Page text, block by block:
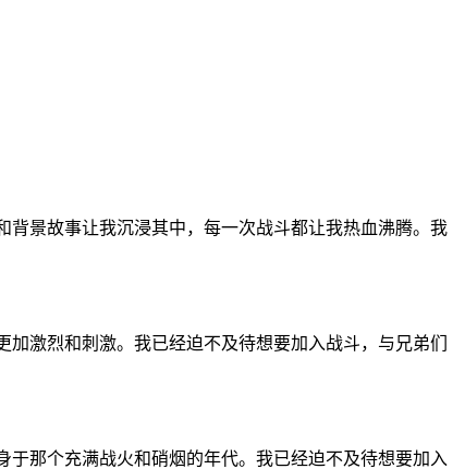
景故事让我沉浸其中，每一次战斗都让我热血沸腾。我
激烈和刺激。我已经迫不及待想要加入战斗，与兄弟们
那个充满战火和硝烟的年代。我已经迫不及待想要加入